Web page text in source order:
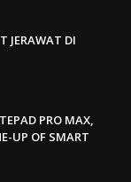
JERAWAT DI
PRO MAX,
UP OF SMART